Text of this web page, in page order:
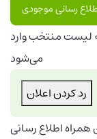
رسانی موجودی
لیست منتخب وارد
می‌شود
رد کردن اعلان